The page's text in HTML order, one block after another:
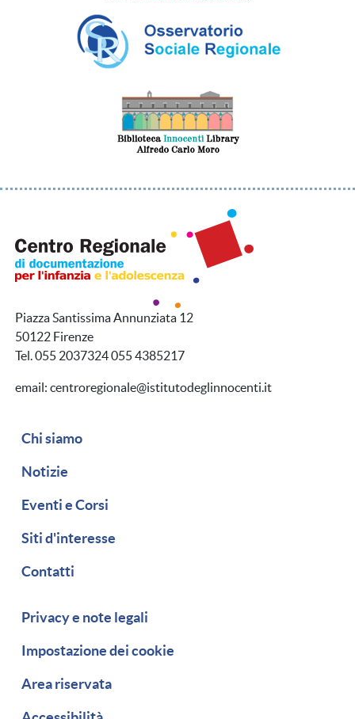
Piazza Santissima Annunziata 12
50122 Firenze
Tel. 055 2037324 055 4385217
email: centroregionale@istitutodeglinnocenti.it
Navigazione secondaria
Chi siamo
Notizie
Eventi e Corsi
Siti d'interesse
Contatti
Piè di pagina
Privacy e note legali
Impostazione dei cookie
Area riservata